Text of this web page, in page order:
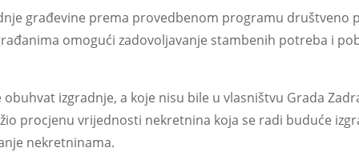
građevine prema provedbenom programu društveno
omogući zadovoljavanje stambenih potreba i
izgradnje, a koje nisu bile u vlasništvu Grada
procjenu vrijednosti nekretnina koja se radi buduće
nekretninama.